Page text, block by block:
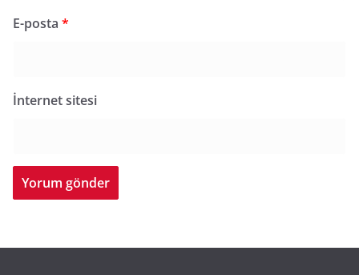
E-posta *
İnternet sitesi